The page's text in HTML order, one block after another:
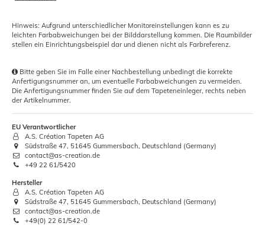
Hinweis: Aufgrund unterschiedlicher Monitoreinstellungen kann es zu
leichten Farbabweichungen bei der Bilddarstellung kommen. Die Raumbilder
stellen ein Einrichtungsbeispiel dar und dienen nicht als Farbreferenz.
Bitte geben Sie im Falle einer Nachbestellung unbedingt die korrekte
Anfertigungsnummer an, um eventuelle Farbabweichungen zu vermeiden.
Die Anfertigungsnummer finden Sie auf dem Tapeteneinleger, rechts neben
der Artikelnummer.
EU Verantwortlicher
A.S. Création Tapeten AG
Südstraße 47, 51645 Gummersbach, Deutschland (Germany)
contact@as-creation.de
+49 22 61/5420
Hersteller
A.S. Création Tapeten AG
Südstraße 47, 51645 Gummersbach, Deutschland (Germany)
contact@as-creation.de
+49(0) 22 61/542-0